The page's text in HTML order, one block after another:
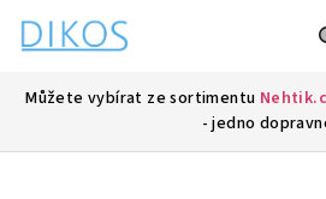
obsah
Můžete vybírat ze sortimentu
- jedno